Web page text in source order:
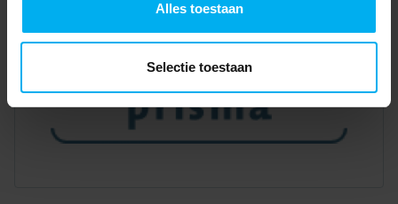
Alles toestaan
Selectie toestaan